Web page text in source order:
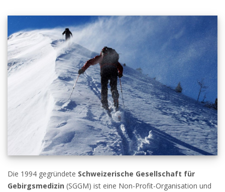
Die 1994 gegründete Schweizerische Gesellschaft für
Gebirgsmedizin (SGGM) ist eine Non-Profit-Organisation und